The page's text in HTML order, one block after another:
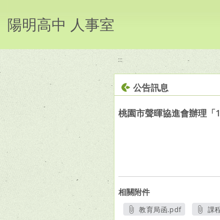
陽明高中 人事室
:::
公告訊息
桃園市聲暉協進會辦理「
相關附件
教育局函.pdf
課